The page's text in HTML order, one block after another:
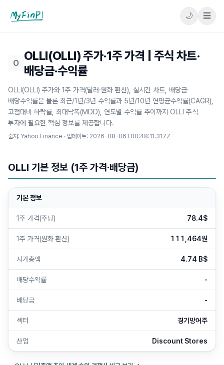
마이핀플
🌙 ☰
O
OLLI(OLLI) 주가·1주 가격 | 주식 차트·
배당금·수익률
OLLI(OLLI) 주가와 1주 가격(달러·원화 환산), 실시간 차트, 배당금·
배당수익률은 물론 최근/1년/3년 수익률과 5년/10년 연평균수익률(CAGR),
고점대비 하락률, 최대낙폭(MDD), 연도별 수익률 추이까지 OLLI 주식
투자에 필요한 핵심 정보를 제공합니다.
출처: Yahoo Finance · 업데이트: 2026-08-06T00:48:11.317Z
OLLI 기본 정보 (1주 가격·배당금)
기본 정보
1주 가격(주당) 78.4$
1주 가격(원화 환산) 111,464원
시가총액 4.74 B$
배당수익률 -
배당금 -
섹터 경기방어주
산업 Discount Stores